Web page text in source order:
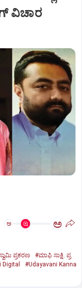
ವಿಚಾರ
ಅ ಅ
ಪ್ರಕರಣ
#ಮಾಫಿ ಸಾಕ್ಷಿ. ಪ್ರ
Digital
#Udayavani Kanna